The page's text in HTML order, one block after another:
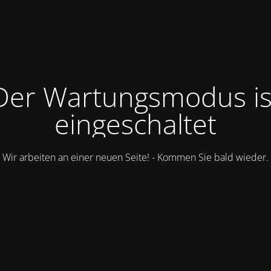
Wartungsmodus
eingeschaltet
Wir arbeiten an einer neuen Seite! - Kommen Sie bald wieder.